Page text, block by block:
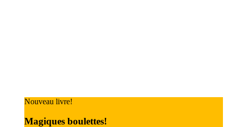
Nouveau livre!
Magiques boulettes!